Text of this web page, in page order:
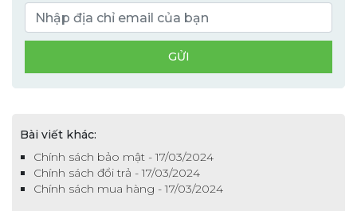
Bài viết khác:
Chính sách bảo mật - 17/03/2024
Chính sách đổi trả - 17/03/2024
Chính sách mua hàng - 17/03/2024